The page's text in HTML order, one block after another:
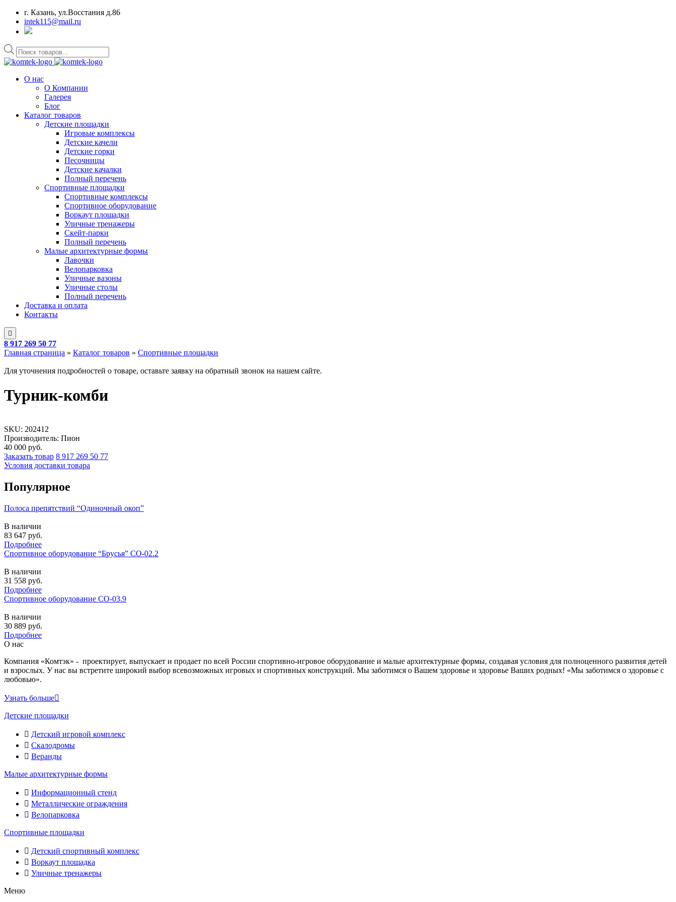
г. Казань, ул.Восстания д.86
intek115@mail.ru
Поиск
товаров
О нас
О Компании
Галерея
Блог
Каталог товаров
Детские площадки
Игровые комплексы
Детские качели
Детские горки
Песочницы
Детские качалки
Полный перечень
Спортивные площадки
Спортивные комплексы
Спортивное оборудование
Воркаут площадки
Уличные тренажеры
Скейт-парки
Полный перечень
Малые архитектурные формы
Лавочки
Велопарковка
Уличные вазоны
Уличные столы
Полный перечень
Доставка и оплата
Контакты
8 917 269 50 77
Главная страница » Каталог товаров » Спортивные площадки
Для уточнения подробностей о товаре, оставьте заявку на обратный звонок на нашем сайте.
Турник-комби
SKU: 202412
Производитель: Пион
40 000 руб.
Заказать товар 8 917 269 50 77
Условия доставки товара
Популярное
Полоса препятствий “Одиночный окоп”
В наличии
83 647 руб.
Подробнее
Спортивное оборудование “Брусья” СО-02.2
В наличии
31 558 руб.
Подробнее
Спортивное оборудование СО-03.9
В наличии
30 889 руб.
Подробнее
О нас
Компания «Комтэк» - проектирует, выпускает и продает по всей России спортивно-игровое оборудование и малые архитектурные формы, создавая условия для полноценного развития детей
и взрослых. У нас вы встретите широкий выбор всевозможных игровых и спортивных конструкций. Мы заботимся о Вашем здоровье и здоровье Ваших родных! «Мы заботимся о здоровье с
любовью».
Узнать больше
Детские площадки
Детский игровой комплекс
Скалодромы
Веранды
Малые архитектурные формы
Информационный стенд
Металлические ограждения
Велопарковка
Спортивные площадки
Детский спортивный комплекс
Воркаут площадка
Уличные тренажеры
Меню